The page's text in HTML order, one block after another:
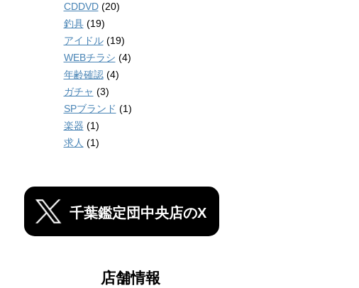
CDDVD(20)
釣具(19)
アイドル(19)
WEBチラシ (4)
年齢確認(4)
ガチャ (3)
SPブランド (1)
楽器 (1)
求人 (1)
千葉鑑定団中央店のX
店舗情報